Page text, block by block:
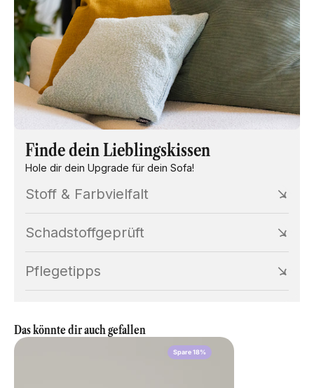
Finde dein Lieblingskissen
Hole dir dein Upgrade für dein Sofa!
Stoff & Farbvielfalt
Schadstoffgeprüft
Pflegetipps
Das könnte dir auch gefallen
Spare 18%